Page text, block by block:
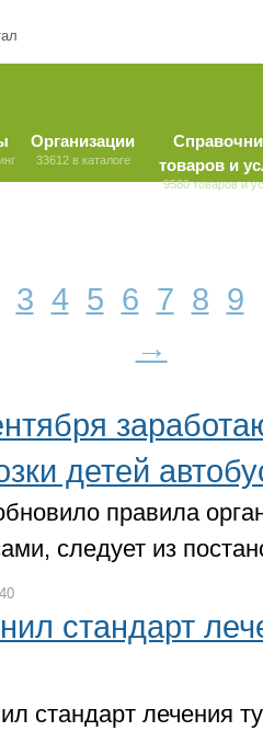
Организации
33612 в каталоге
товаров и
9580 товаров и
3 4 5 6 7 8 9
→
детей
правила
следует из
стандарт
стандарт лечения